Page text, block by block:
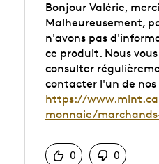
Bonjour Valérie,
Malheureusement,
n'avons pas
ce produit. Nous
consulter
contacter l'un de
https://
monnaie/
0
0